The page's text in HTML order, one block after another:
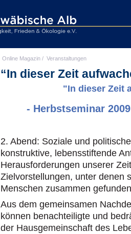
Online Magazin / Veranstaltungen
“In dieser Zeit
"In dieser Zeit
- Herbstseminar
2. Abend: Soziale und
konstruktive, lebensstiftende
Herausforderungen unserer
Zielvorstellungen, unter denen
Menschen zusammen
Aus dem gemeinsamen
können benachteiligte und
der Hausgemeinschaft des